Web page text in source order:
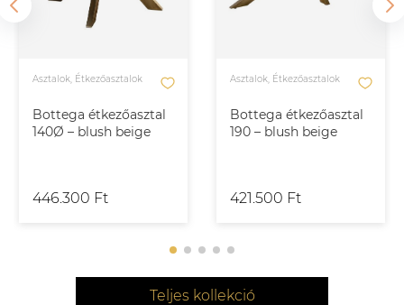
Bottega étkezőasztal
140Ø – blush beige
Asztalok, Étkezőasztalok
446.300 Ft
Bottega étkezőasztal
190 – blush beige
Asztalok, Étkezőasztalok
421.500 Ft
Teljes kollekció